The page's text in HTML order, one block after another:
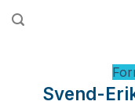
Fortsæt
Svend-